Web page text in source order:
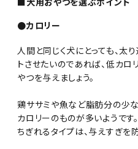
●カロリー
人間と同じく犬にとっても、太
トさせたいのであれば、低カロ
やつを与えましょう。
鶏ササミや魚など脂肪分の少
カロリーのものが多いようです
ちぎれるタイプは、与えすぎを